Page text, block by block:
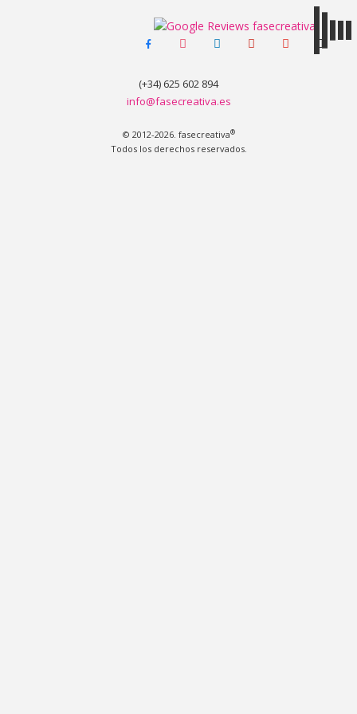
facebook-instagramlinkedin pinterestyoutube tiktok
(+34) 625 602 894
info@fasecreativa.es
© 2012-2026. fasecreativa®
Todos los derechos reservados.